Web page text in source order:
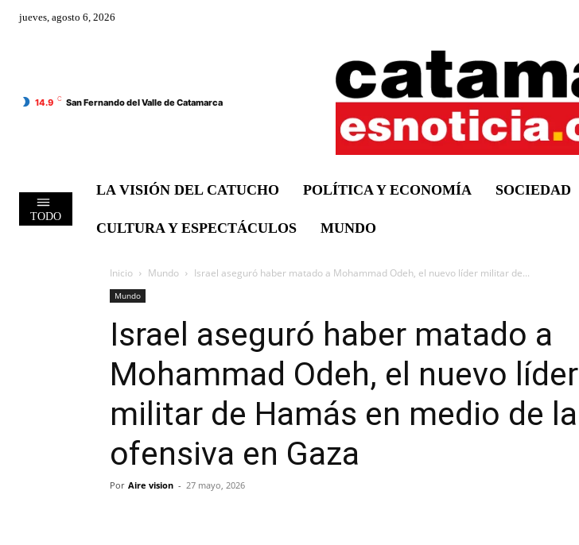
jueves, agosto 6, 2026
14.9 C San Fernando del Valle de Catamarca
TODO
LA VISIÓN DEL CATUCHO POLÍTICA Y ECONOMÍA SOCIEDAD
CULTURA Y ESPECTÁCULOS MUNDO
Inicio Mundo Israel aseguró haber matado a Mohammad Odeh, el nuevo líder militar de...
Mundo
Israel aseguró haber matado a
Mohammad Odeh, el nuevo líder
militar de Hamás en medio de la
ofensiva en Gaza
Por Aire vision - 27 mayo, 2026